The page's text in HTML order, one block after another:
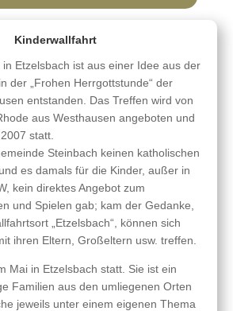
Kinderwallfahrt
Etzelsbach ist aus einer Idee aus der
der „Frohen Herrgottstunde“ der
entstanden. Das Treffen wird von
aus Westhausen angeboten und
statt.
Steinbach keinen katholischen
es damals für die Kinder, außer in
kein direktes Angebot zum
und Spielen gab; kam der Gedanke,
„Etzelsbach“, können sich
ihren Eltern, Großeltern usw. treffen.
Mai in Etzelsbach statt. Sie ist ein
Familien aus den umliegenen Orten
jeweils unter einem eigenen Thema